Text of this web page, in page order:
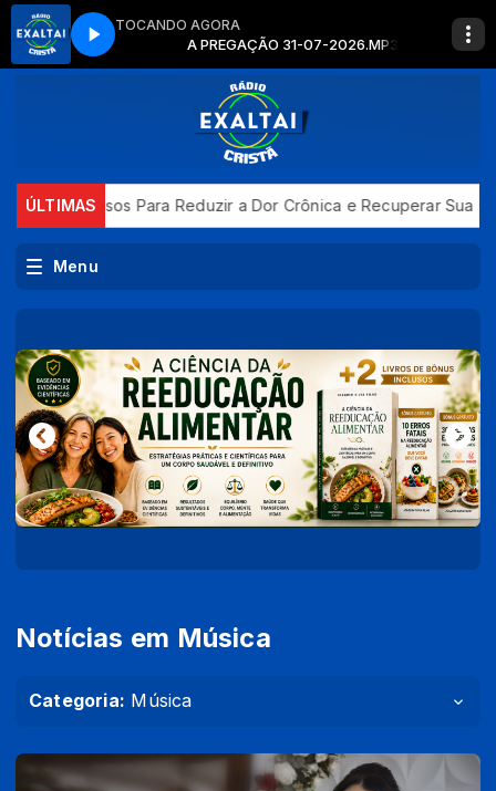
TOCANDO AGORA
07-2026.MP3 A PREGAÇÃO 31-07-2026.MP3
ÚLTIMAS
5 Passos Para Reduzir a Dor Crônica e Recuperar Sua
Menu
Notícias em Música
Categoria: Música